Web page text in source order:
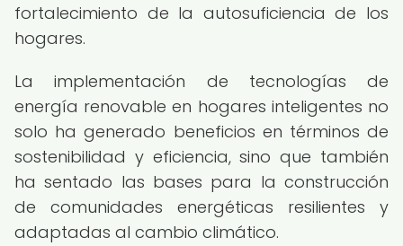
fortalecimiento de la autosuficiencia de los
hogares.
La implementación de tecnologías de
energía renovable en hogares inteligentes no
solo ha generado beneficios en términos de
sostenibilidad y eficiencia, sino que también
ha sentado las bases para la construcción
de comunidades energéticas resilientes y
adaptadas al cambio climático.